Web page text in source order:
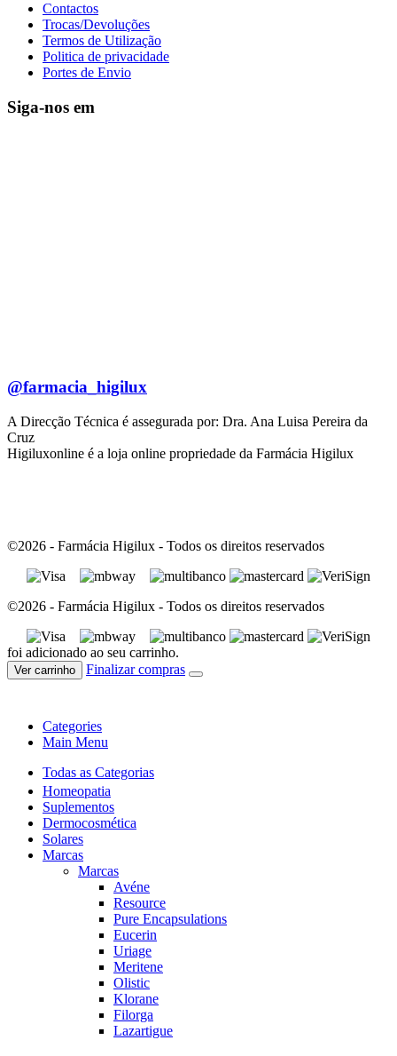
Contactos
Trocas/Devoluções
Termos de Utilização
Politica de privacidade
Portes de Envio
Siga-nos em
@farmacia_higilux
A Direcção Técnica é assegurada por: Dra. Ana Luisa Pereira da
Cruz
Higiluxonline é a loja online propriedade da Farmácia Higilux
©2026 - Farmácia Higilux - Todos os direitos reservados
©2026 - Farmácia Higilux - Todos os direitos reservados
foi adicionado ao seu carrinho.
Ver carrinho Finalizar compras
Categories
Main Menu
Todas as Categorias
Homeopatia
Suplementos
Dermocosmética
Solares
Marcas
Marcas
Avéne
Resource
Pure Encapsulations
Eucerin
Uriage
Meritene
Olistic
Klorane
Filorga
Lazartigue